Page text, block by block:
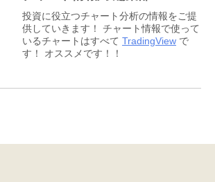
投資に役立つチャート分析の情報をご提
供していきます！ チャート情報で使って
いるチャートはすべて TradingView で
す！ オススメです！！